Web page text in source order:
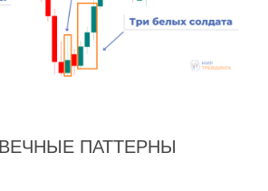
ПАТТЕРНЫ